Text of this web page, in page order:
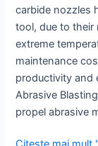
carbide nozzles
tool, due to their
extreme
maintenance
productivity and
Abrasive
propel abrasive